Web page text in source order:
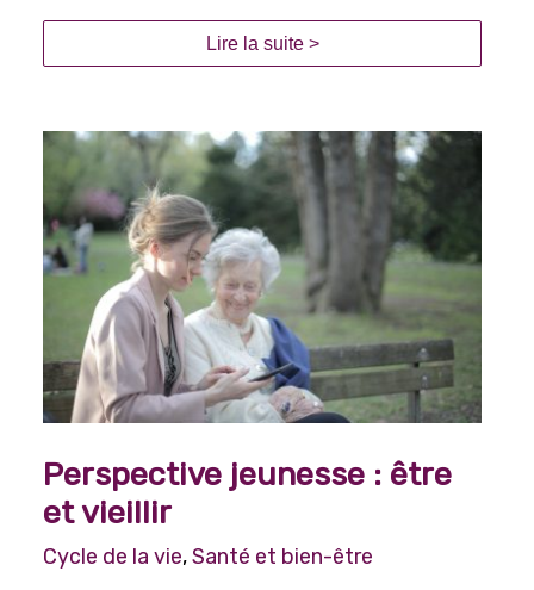
Lire la suite >
Perspective jeunesse : être
et vieillir
Cycle de la vie,Santé et bien-être